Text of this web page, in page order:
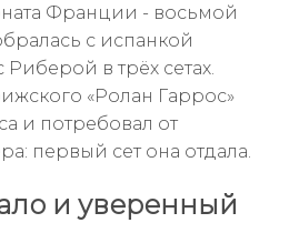
Франции - восьмой
с испанкой
в трёх сетах.
«Ролан Гаррос»
и потребовал от
первый сет она отдала.
и уверенный